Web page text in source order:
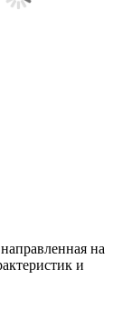
на
и